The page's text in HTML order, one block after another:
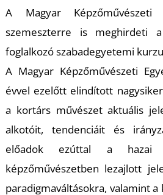
A Magyar
szemeszterre is meghirdeti
foglalkozó szabadegyetemi
A Magyar Képzőművészeti
évvel ezelőtt elindított
a kortárs művészet aktuális
alkotóit, tendenciáit és
előadok ezúttal a
képzőművészetben lezajlott
paradigmaváltásokra, valamint